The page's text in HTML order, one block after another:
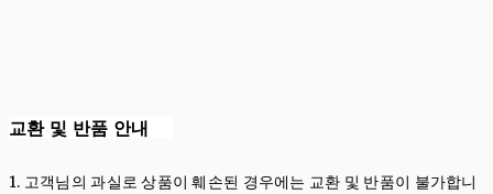
교환 및 반품 안내
1. 고객님의 과실로 상품이 훼손된 경우에는 교환 및 반품이 불가합니